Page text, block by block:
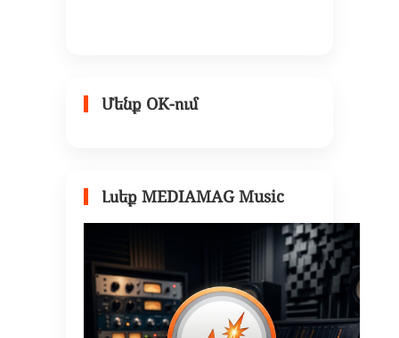
Մենք OK-ում
Լսեք MEDIAMAG Music